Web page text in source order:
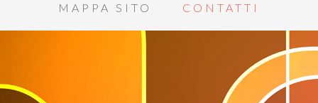
MAPPA SITO CONTATTI